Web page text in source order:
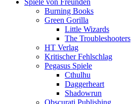
Spiele von Freunden
Burning Books
Green Gorilla
Little Wizards
The Troubleshooters
HT Verlag
Kritischer Fehlschlag
Pegasus Spiele
Cthulhu
Daggerheart
Shadowrun
Obscurati Publishing